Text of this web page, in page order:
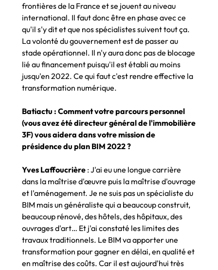
frontières de la France et se jouent au niveau
international. Il faut donc être en phase avec ce
qu'il s'y dit et que nos spécialistes suivent tout ça.
La volonté du gouvernement est de passer au
stade opérationnel. Il n'y aura donc pas de blocage
lié au financement puisqu'il est établi au moins
jusqu'en 2022. Ce qui faut c'est rendre effective la
transformation numérique.
Batiactu : Comment votre parcours personnel
(vous avez été directeur général de l'immobilière
3F) vous aidera dans votre mission de
présidence du plan BIM 2022 ?
Yves Laffoucrière: J'ai eu une longue carrière
dans la maîtrise d'œuvre puis la maîtrise d'ouvrage
et l'aménagement. Je ne suis pas un spécialiste du
BIM mais un généraliste qui a beaucoup construit,
beaucoup rénové, des hôtels, des hôpitaux, des
ouvrages d'art… Et j'ai constaté les limites des
travaux traditionnels. Le BIM va apporter une
transformation pour gagner en délai, en qualité et
en maîtrise des coûts. Car il est aujourd'hui très